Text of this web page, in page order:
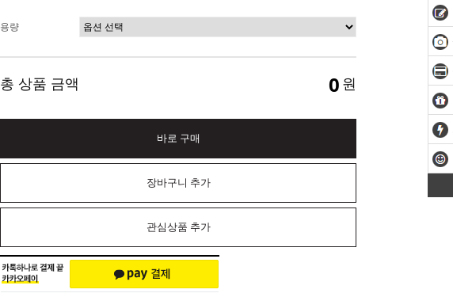
용량
총 상품 금액 0 원
바로 구매
장바구니 추가
관심상품 추가